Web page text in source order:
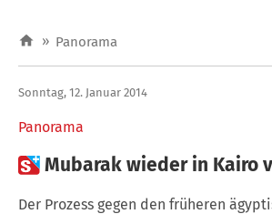
» Panorama
Panorama
Sonntag, 12. Januar 2014
Mubarak wieder in Kairo
Der Prozess gegen den früheren